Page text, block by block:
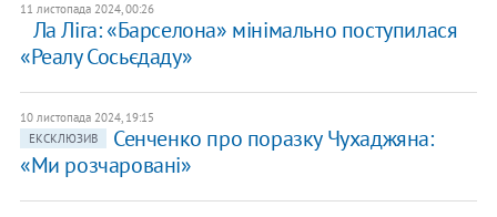
11 листопада 2024, 00:26
Ла Ліга: «Барселона» мінімально поступилася
«Реалу Сосьєдаду»
10 листопада 2024, 19:15
ЕКСКЛЮЗИВ
Сенченко про поразку Чухаджяна:
«Ми розчаровані»